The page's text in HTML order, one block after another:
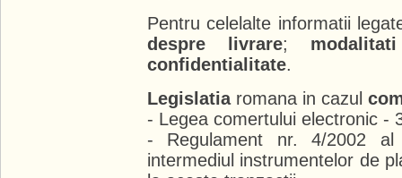
Pentru celelalte informatii
despre livrare;
confidentialitate.
Legislatiaromana in cazul
- Legea comertului electronic -
- Regulament nr. 4/2002 al
intermediul instrumentelor de